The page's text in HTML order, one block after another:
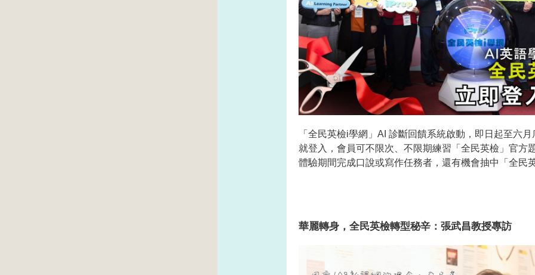
「全民英檢i學網」AI 診斷回饋系統啟動，即日起至六
就登入，會員可不限次、不限期練習「全民英檢」官方
體驗期間完成口說或寫作任務者，還有機會抽中「全民
華麗轉身，全民英檢轉型秘辛：張武昌教授專訪